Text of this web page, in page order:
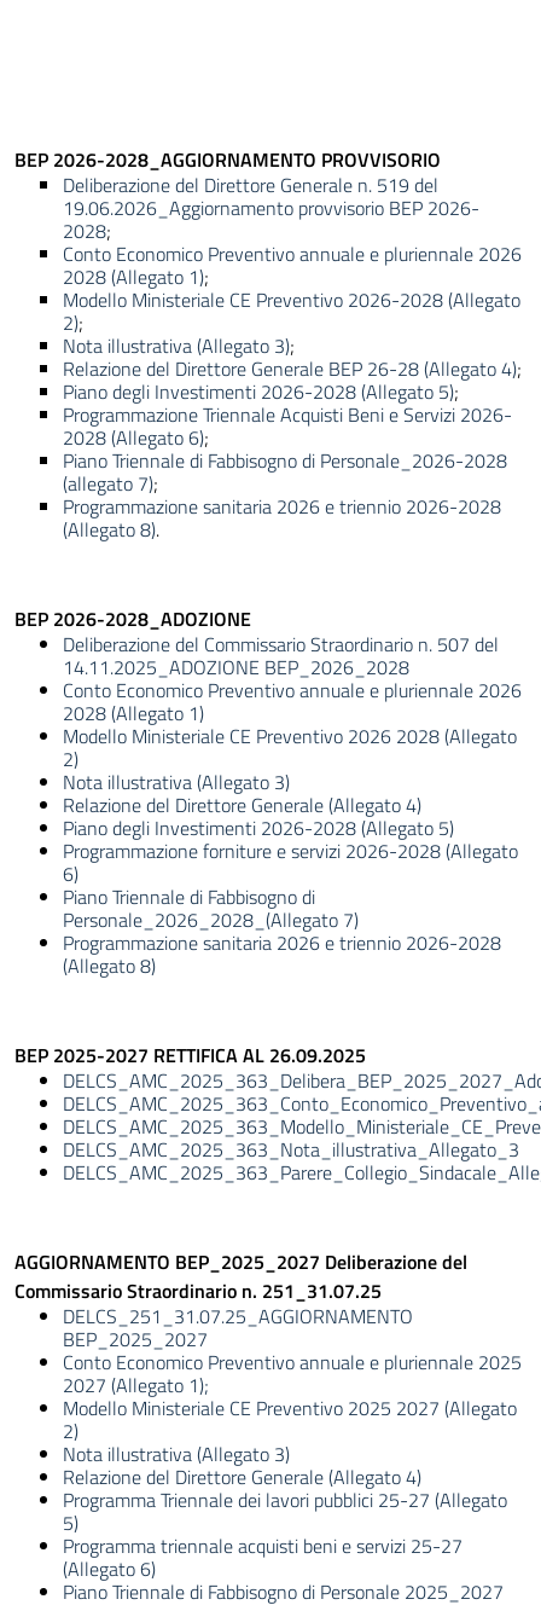
BEP 2026-2028_AGGIORNAMENTO PROVVISORIO
Deliberazione del Direttore Generale n. 519 del
19.06.2026_Aggiornamento provvisorio BEP 2026-
2028;
Conto Economico Preventivo annuale e pluriennale 2026
2028 (Allegato 1);
Modello Ministeriale CE Preventivo 2026-2028 (Allegato
2);
Nota illustrativa (Allegato 3);
Relazione del Direttore Generale BEP 26-28 (Allegato 4);
Piano degli Investimenti 2026-2028 (Allegato 5);
Programmazione Triennale Acquisti Beni e Servizi 2026-
2028 (Allegato 6);
Piano Triennale di Fabbisogno di Personale_2026-2028
(allegato 7);
Programmazione sanitaria 2026 e triennio 2026-2028
(Allegato 8).
BEP 2026-2028_ADOZIONE
Deliberazione del Commissario Straordinario n. 507 del
14.11.2025_ADOZIONE BEP_2026_2028
Conto Economico Preventivo annuale e pluriennale 2026
2028 (Allegato 1)
Modello Ministeriale CE Preventivo 2026 2028 (Allegato
2)
Nota illustrativa (Allegato 3)
Relazione del Direttore Generale (Allegato 4)
Piano degli Investimenti 2026-2028 (Allegato 5)
Programmazione forniture e servizi 2026-2028 (Allegato
6)
Piano Triennale di Fabbisogno di
Personale_2026_2028_(Allegato 7)
Programmazione sanitaria 2026 e triennio 2026-2028
(Allegato 8)
BEP 2025-2027 RETTIFICA AL 26.09.2025
DELCS_AMC_2025_363_Nota_illustrativa_Allegato_3
AGGIORNAMENTO BEP_2025_2027 Deliberazione del
Commissario Straordinario n. 251_31.07.25
DELCS_251_31.07.25_AGGIORNAMENTO
BEP_2025_2027
Conto Economico Preventivo annuale e pluriennale 2025
2027 (Allegato 1);
Modello Ministeriale CE Preventivo 2025 2027 (Allegato
2)
Nota illustrativa (Allegato 3)
Relazione del Direttore Generale (Allegato 4)
Programma Triennale dei lavori pubblici 25-27 (Allegato
5)
Programma triennale acquisti beni e servizi 25-27
(Allegato 6)
Piano Triennale di Fabbisogno di Personale 2025_2027